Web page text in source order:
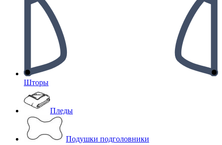
Шторы
Пледы
Подушки подголовники